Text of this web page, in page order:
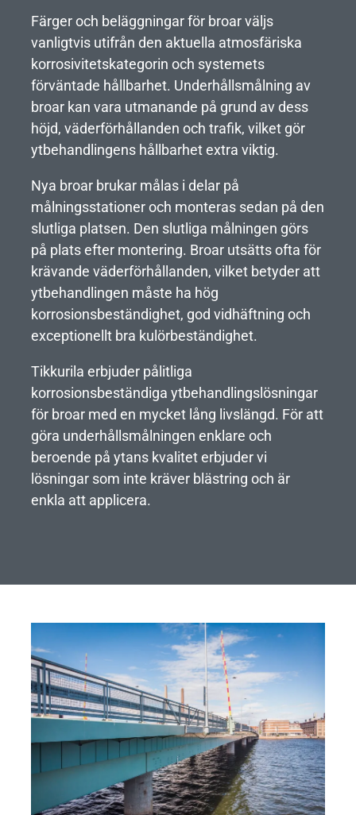
Färger och beläggningar för broar väljs
vanligtvis utifrån den aktuella atmosfäriska
korrosivitetskategorin och systemets
förväntade hållbarhet. Underhållsmålning av
broar kan vara utmanande på grund av dess
höjd, väderförhållanden och trafik, vilket gör
ytbehandlingens hållbarhet extra viktig.
Nya broar brukar målas i delar på
målningsstationer och monteras sedan på den
slutliga platsen. Den slutliga målningen görs
på plats efter montering. Broar utsätts ofta för
krävande väderförhållanden, vilket betyder att
ytbehandlingen måste ha hög
korrosionsbeständighet, god vidhäftning och
exceptionellt bra kulörbeständighet.
Tikkurila erbjuder pålitliga
korrosionsbeständiga ytbehandlingslösningar
för broar med en mycket lång livslängd. För att
göra underhållsmålningen enklare och
beroende på ytans kvalitet erbjuder vi
lösningar som inte kräver blästring och är
enkla att applicera.